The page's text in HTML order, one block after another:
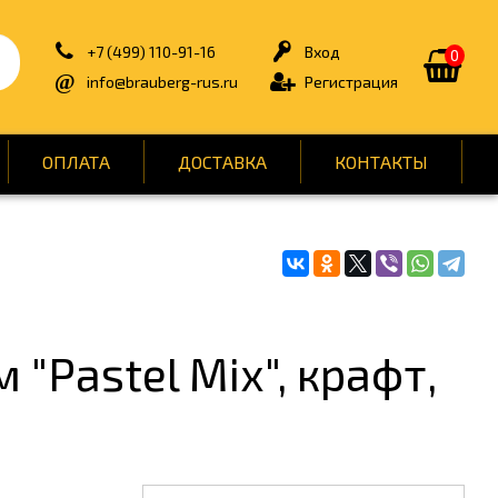
0
Вход
Регистрация
+7 (499) 110-91-16
info@brauberg-rus.ru
ОПЛАТА ДОСТАВКА КОНТАКТЫ
БЫТОВАЯ ТЕХНИКА
КАНЦТОВАРЫ
ОФИС
УПАКОВКА
"Pastel Mix", крафт,